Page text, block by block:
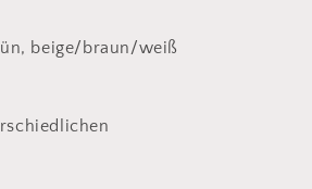
beige/braun/weiß